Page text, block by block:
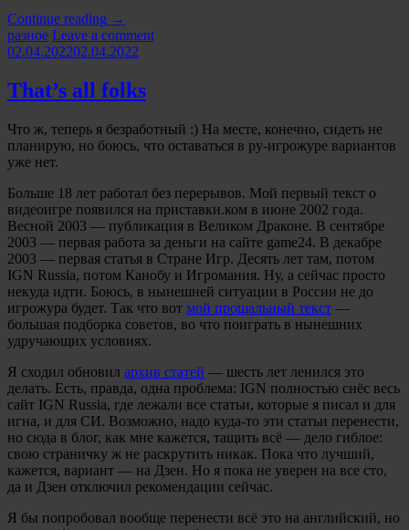
Continue reading «Про
мои
50
трофеев»
→
Categories:
разное Leave a comment
02.04.202202.04.2022
That’s all folks
Что ж, теперь я безработный :) На месте, конечно, сидеть не
планирую, но боюсь, что оставаться в ру-игрожуре вариантов
уже нет.
Больше 18 лет работал без перерывов. Мой первый текст о
видеоигре появился на приставки.ком в июне 2002 года.
Весной 2003 — публикация в Великом Драконе. В сентябре
2003 — первая работа за деньги на сайте game24. В декабре
2003 — первая статья в Стране Игр. Десять лет там, потом
IGN Russia, потом Канобу и Игромания. Ну, а сейчас просто
некуда идти. Боюсь, в нынешней ситуации в России не до
игрожура будет. Так что вот мой прощальный текст —
большая подборка советов, во что поиграть в нынешних
удручающих условиях.
Я сходил обновил архив статей — шесть лет ленился это
делать. Есть, правда, одна проблема: IGN полностью снёс весь
сайт IGN Russia, где лежали все статьи, которые я писал и для
игна, и для СИ. Возможно, надо куда-то эти статьи перенести,
но сюда в блог, как мне кажется, тащить всё — дело гиблое:
свою страничку ж не раскрутить никак. Пока что лучший,
кажется, вариант — на Дзен. Но я пока не уверен на все сто,
да и Дзен отключил рекомендации сейчас.
Я бы попробовал вообще перенести всё это на английский, но